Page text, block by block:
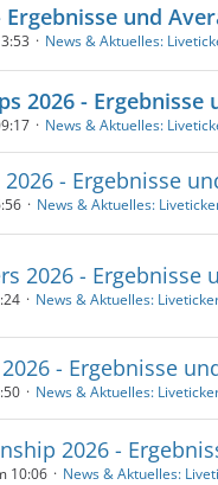
und
News & Aktuelles:
2026 - Ergebnisse
News & Aktuelles:
- Ergebnisse
News & Aktuelles:
2026 - Ergebnisse
News & Aktuelles:
- Ergebnisse
News & Aktuelles:
2026 -
10:06 News & Aktuelles: